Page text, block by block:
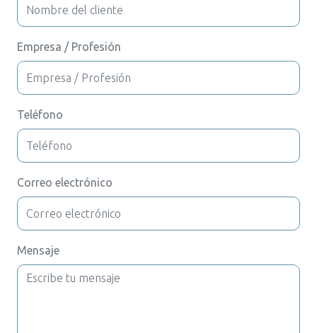
Empresa / Profesión
Teléfono
Correo electrónico
Mensaje